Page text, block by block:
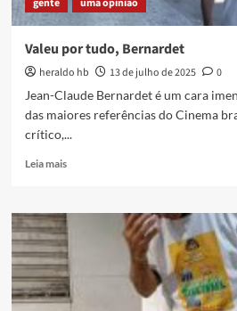
gente uma opinião
Valeu por tudo, Bernardet
heraldo hb 13 de julho de 2025
0
Jean-Claude Bernardet é um cara
das maiores referências do Cinema
crítico,...
Leia maisRead
Valeu
tudo,
Bernardet